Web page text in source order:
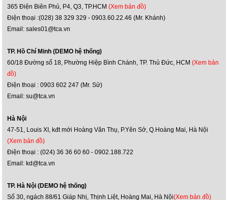
365 Điện Biên Phủ, P4, Q3, TP.HCM(Xem bản đồ)
Điện thoại :(028) 38 329 329 - 0903.60.22.46 (Mr. Khánh)
Email: sales01@tca.vn
TP. Hồ Chí Minh (DEMO hệ thống)
60/18 Đường số 18, Phường Hiệp Bình Chánh, TP. Thủ Đức, HCM(Xem bản
đồ)
Điện thoại : 0903 602 247 (Mr. Sử)
Email: su@tca.vn
Hà Nội
47-51, Louis XI, kđt mới Hoàng Văn Thụ, P.Yên Sở, Q.Hoàng Mai, Hà Nội
(Xem bản đồ)
Điện thoại : (024) 36 36 60 60 - 0902.188.722
Email: kd@tca.vn
TP. Hà Nội (DEMO hệ thống)
Số 30, ngách 88/61 Giáp Nhị, Thịnh Liệt, Hoàng Mai, Hà Nội(Xem bản đồ)